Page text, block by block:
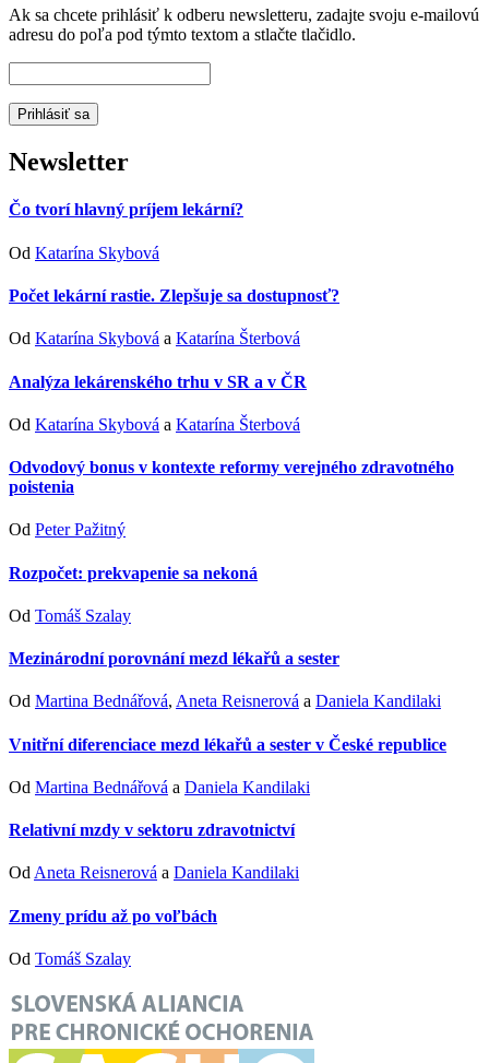
Ak sa chcete prihlásiť k odberu newsletteru, zadajte svoju e-mailovú
adresu do poľa pod týmto textom a stlačte tlačidlo.
Newsletter
Čo tvorí hlavný príjem lekární?
Od Katarína Skybová
Počet lekární rastie. Zlepšuje sa dostupnosť?
Od Katarína Skybová a Katarína Šterbová
Analýza lekárenského trhu v SR a v ČR
Od Katarína Skybová a Katarína Šterbová
Odvodový bonus v kontexte reformy verejného zdravotného
poistenia
Od Peter Pažitný
Rozpočet: prekvapenie sa nekoná
Od Tomáš Szalay
Mezinárodní porovnání mezd lékařů a sester
Od Martina Bednářová, Aneta Reisnerová a Daniela Kandilaki
Vnitřní diferenciace mezd lékařů a sester v České republice
Od Martina Bednářová a Daniela Kandilaki
Relativní mzdy v sektoru zdravotnictví
OdAneta Reisnerová a Daniela Kandilaki
Zmeny prídu až po voľbách
Od Tomáš Szalay